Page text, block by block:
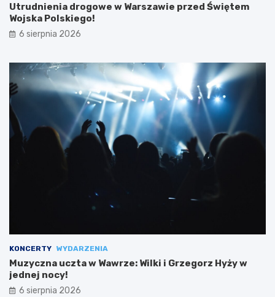
Utrudnienia drogowe w Warszawie przed Świętem
Wojska Polskiego!
6 sierpnia 2026
KONCERTY WYDARZENIA
Muzyczna uczta w Wawrze: Wilki i Grzegorz Hyży w
jednej nocy!
6 sierpnia 2026